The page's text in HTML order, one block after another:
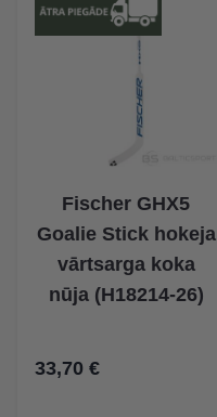
Fischer GHX5
Goalie Stick hokeja
vārtsarga koka
nūja (H18214-26)
33,70 €